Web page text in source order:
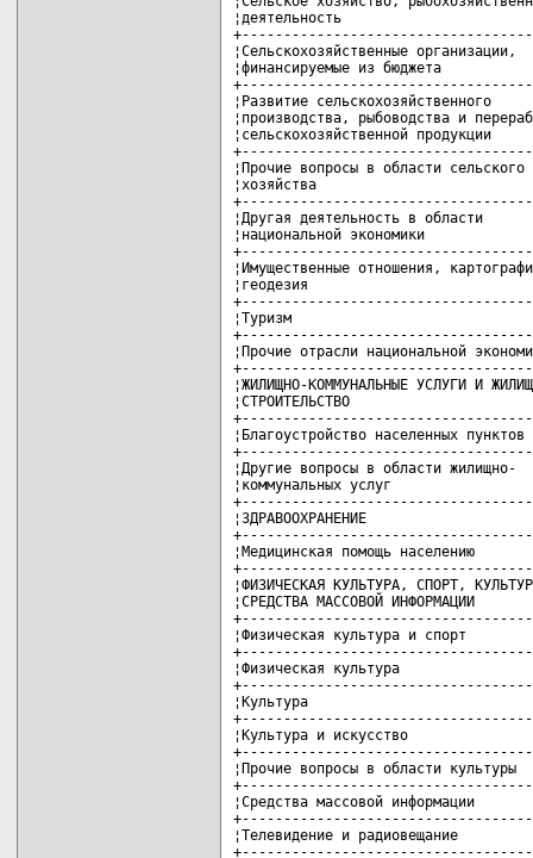
¦деятельность
¦Сельскохозяйственные
¦финансируемые из бюджета
¦Развитие
¦производства, рыбоводства и
¦сельскохозяйственной
¦Прочие вопросы в области
¦хозяйства
¦Другая деятельность в
¦национальной экономики
¦Имущественные отношения,
¦геодезия
¦Туризм
¦Прочие отрасли национальной
¦ЖИЛИЩНО-КОММУНАЛЬНЫЕ
¦СТРОИТЕЛЬСТВО
¦Благоустройство населенных
¦Другие вопросы в области
¦коммунальных услуг
¦ЗДРАВООХРАНЕНИЕ
¦Медицинская помощь населению
¦ФИЗИЧЕСКАЯ КУЛЬТУРА, СПОРТ,
¦СРЕДСТВА МАССОВОЙ
¦Физическая культура и спорт
¦Физическая культура
¦Культура
¦Культура и искусство
¦Прочие вопросы в области
¦Средства массовой
¦Телевидение и радиовещание